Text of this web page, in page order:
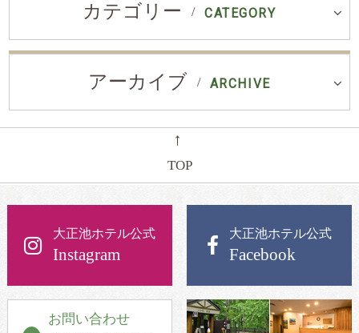
カテゴリー CATEGORY
アーカイブ ARCHIVE
←
TOP
大正池ホテル公式
Instagram
大正池ホテル公式
Facebook
お問い合わせ